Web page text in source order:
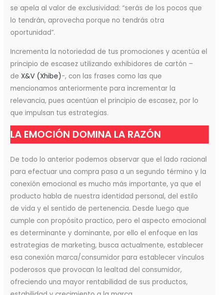
se apela al valor de exclusividad: “serás de los pocos que
lo tendrán, aprovecha porque no tendrás otra
oportunidad”.
Incrementa la notoriedad de tus promociones y acentúa el
principio de escasez utilizando exhibidores de cartón –
deX&V (Xhibe)-, con las frases como las que
mencionamos anteriormente para incrementar la
relevancia, pues acentúan el principio de escasez, por lo
que impulsan tus estrategias.
LA EMOCIÓN DOMINA LA RAZÓN
De todo lo anterior podemos observar que el lado racional
para efectuar una compra pasa a un segundo término y la
conexión emocional es mucho más importante, ya que el
producto habla de nuestra identidad personal, del estilo
de vida y el sentido de pertenencia. Desde luego que
cumple con propósito practico, pero el aspecto emocional
es determinante y dominante, por ello el enfoque en las
estrategias de marketing, busca actualmente, establecer
esa conexión marca/consumidor para establecer vínculos
poderosos que provocan la lealtad del consumidor,
ofreciendo una mayor rentabilidad de sus productos,